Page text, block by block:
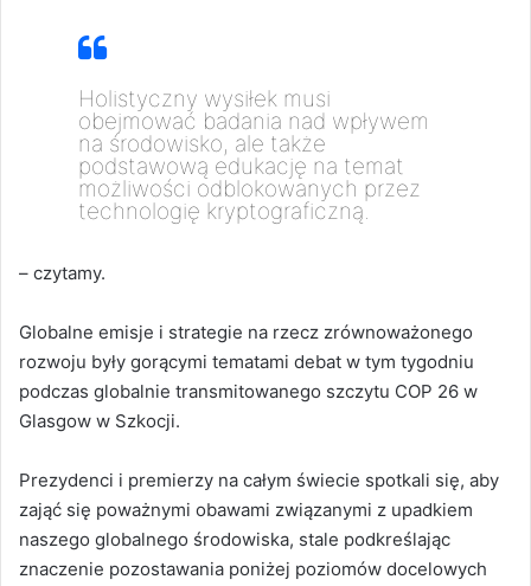
Holistyczny wysiłek musi
obejmować badania nad wpływem
na środowisko, ale także
podstawową edukację na temat
możliwości odblokowanych przez
technologię kryptograficzną.
– czytamy.
Globalne emisje i strategie na rzecz zrównoważonego
rozwoju były gorącymi tematami debat w tym tygodniu
podczas globalnie transmitowanego szczytu COP 26 w
Glasgow w Szkocji.
Prezydenci i premierzy na całym świecie spotkali się, aby
zająć się poważnymi obawami związanymi z upadkiem
naszego globalnego środowiska, stale podkreślając
znaczenie pozostawania poniżej poziomów docelowych